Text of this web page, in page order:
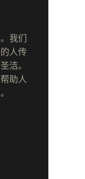
我们
人传
洁。
助人